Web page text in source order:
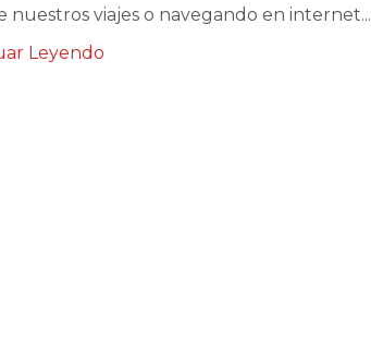
nuestros viajes o navegando en internet...
Leyendo